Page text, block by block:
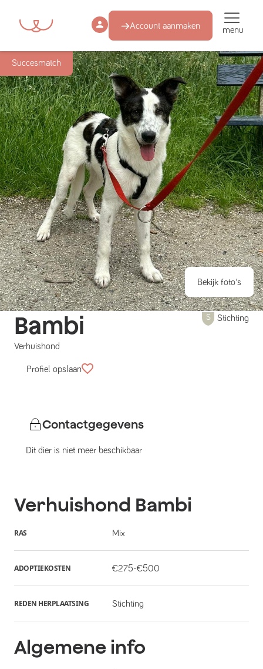
Account aanmaken menu
Succesmatch
Bekijk foto's
Bambi
Verhuishond
Stichting
Profiel opslaan
Contactgegevens
Dit dier is niet meer beschikbaar
Verhuishond Bambi
RAS Mix
ADOPTIEKOSTEN €275-€500
REDEN HERPLAATSING Stichting
Algemene info